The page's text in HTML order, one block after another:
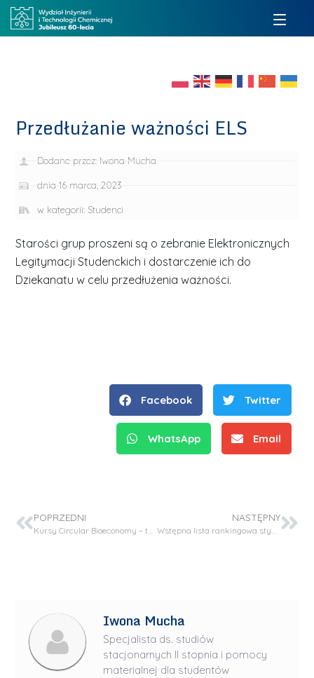
Przedłużanie ważności ELS
Dodane przez: Iwona Mucha
dnia 16 marca, 2023
w kategorii: Studenci
Starości grup proszeni są o zebranie Elektronicznych
Legitymacji Studenckich i dostarczenie ich do
Dziekanatu w celu przedłużenia ważności.
Facebook Twitter
WhatsApp Email
POPRZEDNI
Kursy Circular Bioeconomy – termin nadsyłania zgłoszeń
NASTĘPNY
Wstępna lista rankingowa stypendium rektora II stopień.
Iwona Mucha
Specjalista ds. studiów
stacjonarnych II stopnia i pomocy
materialnej dla studentów